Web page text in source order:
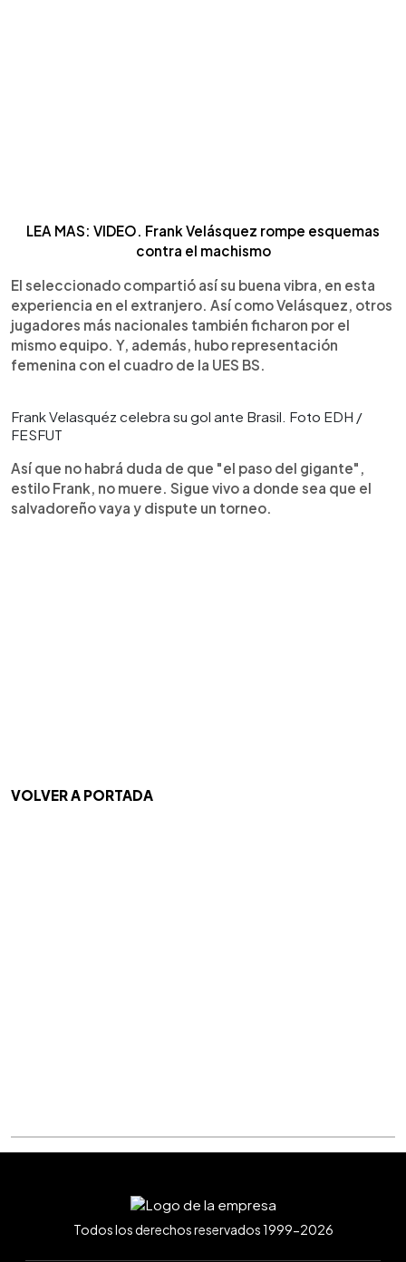
LEA MAS: VIDEO. Frank Velásquez rompe esquemas
contra el machismo
El seleccionado compartió así su buena vibra, en esta
experiencia en el extranjero. Así como Velásquez, otros
jugadores más nacionales también ficharon por el
mismo equipo. Y, además, hubo representación
femenina con el cuadro de la UES BS.
Frank Velasquéz celebra su gol ante Brasil. Foto EDH /
FESFUT
Así que no habrá duda de que "el paso del gigante",
estilo Frank, no muere. Sigue vivo a donde sea que el
salvadoreño vaya y dispute un torneo.
VOLVER A PORTADA
Todos los derechos reservados 1999-2026